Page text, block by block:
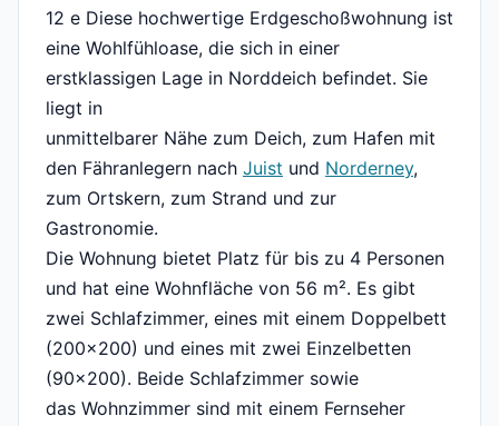
12 e Diese hochwertige Erdgeschoßwohnung ist
eine Wohlfühloase, die sich in einer
erstklassigen Lage in Norddeich befindet. Sie
liegt in
unmittelbarer Nähe zum Deich, zum Hafen mit
den Fähranlegern nach Juist und Norderney,
zum Ortskern, zum Strand und zur
Gastronomie.
Die Wohnung bietet Platz für bis zu 4 Personen
und hat eine Wohnfläche von 56 m². Es gibt
zwei Schlafzimmer, eines mit einem Doppelbett
(200x200) und eines mit zwei Einzelbetten
(90x200). Beide Schlafzimmer sowie
das Wohnzimmer sind mit einem Fernseher